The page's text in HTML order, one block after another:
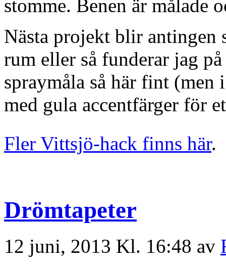
stomme. Benen är målade
Nästa projekt blir antingen
rum eller så funderar jag
spraymåla så här fint (men
med gula accentfärger för
Fler Vittsjö-hack finns här.
Drömtapeter
12 juni, 2013 Kl. 16:48 av